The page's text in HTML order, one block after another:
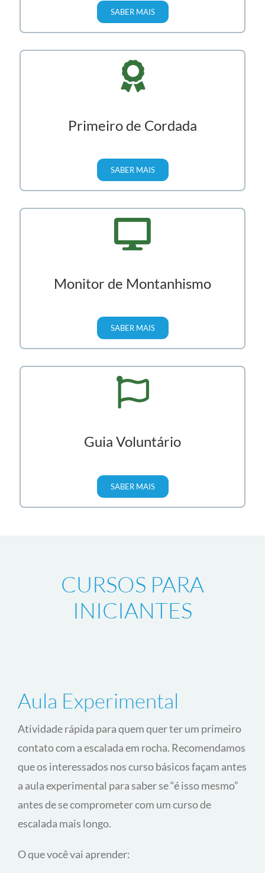
Curso Básico
Primeiro de Cordada
Monitor de Montanhismo
Guia Voluntário
CURSOS PARA
INICIANTES
Aula Experimental